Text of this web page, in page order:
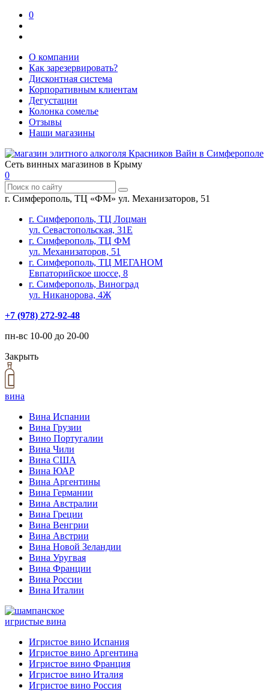
0
О компании
Как зарезервировать?
Дисконтная система
Корпоративным клиентам
Дегустации
Колонка сомелье
Отзывы
Наши магазины
Сеть винных магазинов в Крыму
0
г. Симферополь, ТЦ «ФМ» ул. Механизаторов, 51
г. Симферополь, ТЦ Лоцман
ул. Севастопольская, 31Е
г. Симферополь, ТЦ ФМ
ул. Механизаторов, 51
г. Симферополь, ТЦ МЕГАНОМ
Евпаторийское шоссе, 8
г. Симферополь, Виноград
ул. Никанорова, 4Ж
+7 (978) 272-92-48
пн-вс 10-00 до 20-00
Закрыть
вина
Вина Испании
Вина Грузии
Вино Португалии
Вина Чили
Вина США
Вина ЮАР
Вина Аргентины
Вина Германии
Вина Австралии
Вина Греции
Вина Венгрии
Вина Австрии
Вина Новой Зеландии
Вина Уругвая
Вина Франции
Вина России
Вина Италии
игристые вина
Игристое вино Испания
Игристое вино Аргентина
Игристое вино Франция
Игристое вино Италия
Игристое вино Россия